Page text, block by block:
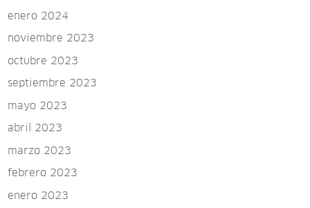
enero 2024
noviembre 2023
octubre 2023
septiembre 2023
mayo 2023
abril 2023
marzo 2023
febrero 2023
enero 2023